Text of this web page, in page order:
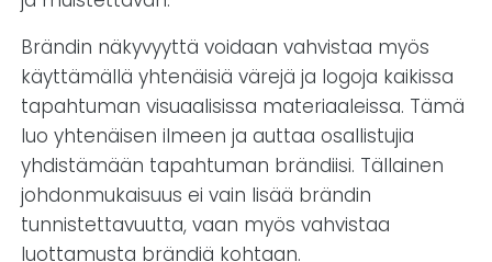
Brändin näkyvyyttä voidaan vahvistaa myös
käyttämällä yhtenäisiä värejä ja logoja kaikissa
tapahtuman visuaalisissa materiaaleissa. Tämä
luo yhtenäisen ilmeen ja auttaa osallistujia
yhdistämään tapahtuman brändiisi. Tällainen
johdonmukaisuus ei vain lisää brändin
tunnistettavuutta, vaan myös vahvistaa
luottamusta brändiä kohtaan.